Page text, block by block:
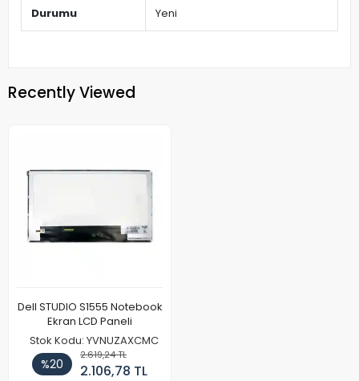
Durumu Yeni
Recently Viewed
Dell STUDIO S1555 Notebook
Ekran LCD Paneli
Stok Kodu: YVNUZAXCMC
%20
2.619,24 TL
2.106,78 TL